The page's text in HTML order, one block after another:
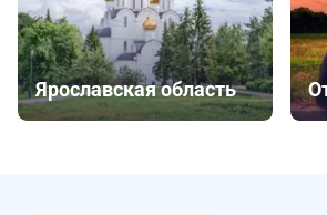
Ярославская область